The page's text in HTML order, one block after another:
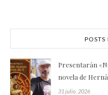
POSTS
Presentarán
novela de
31 julio, 2026